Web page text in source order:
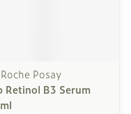
Posay
Retinol B3 Serum